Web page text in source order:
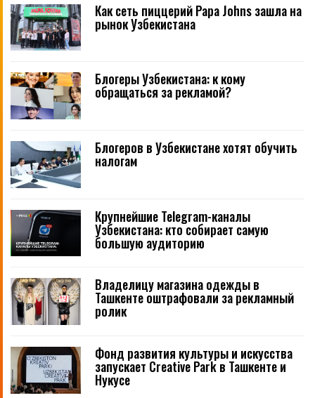
Как сеть пиццерий Papa Johns зашла на
рынок Узбекистана
Блогеры Узбекистана: к кому
обращаться за рекламой?
Блогеров в Узбекистане хотят обучить
налогам
Крупнейшие Telegram-каналы
Узбекистана: кто собирает самую
большую аудиторию
Владелицу магазина одежды в
Ташкенте оштрафовали за рекламный
ролик
Фонд развития культуры и искусства
запускает Creative Park в Ташкенте и
Нукусе